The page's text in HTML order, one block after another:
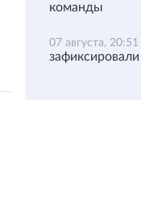
команды
07 августа, 20:51
зафиксировали